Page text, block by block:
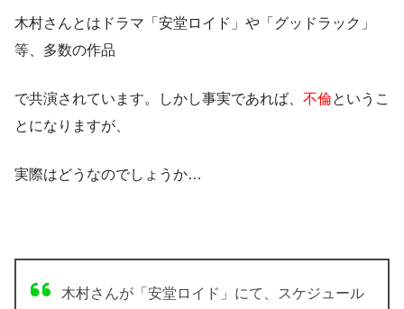
木村さんとはドラマ「安堂ロイド」や「グッドラック」
等、多数の作品
で共演されています。しかし事実であれば、 不倫というこ
とになりますが、
実際はどうなのでしょうか…
木村さんが「安堂ロイド」にて、スケジュール